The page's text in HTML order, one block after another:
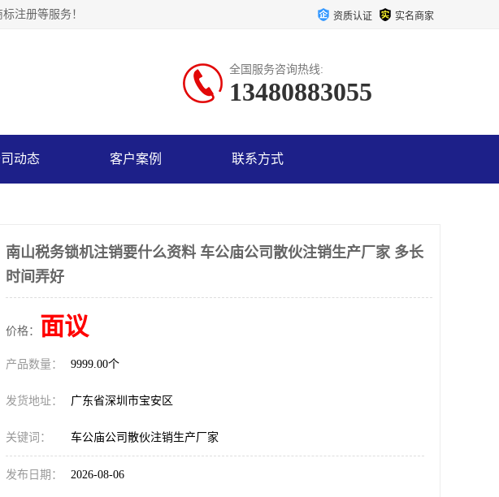
注册等服务！ 资质认证 实名商家
全国服务咨询热线:
13480883055
动态 客户案例 联系方式
南山税务锁机注销要什么资料 车公庙公司散伙注销生产厂家 多长
时间弄好
价格： 面议
产品数量： 9999.00个
发货地址： 广东省深圳市宝安区
关键词： 车公庙公司散伙注销生产厂家
发布日期： 2026-08-06